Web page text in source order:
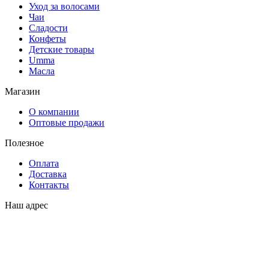
Уход за волосами
Чаи
Сладости
Конфеты
Детские товары
Umma
Масла
Магазин
О компании
Оптовые продажи
Полезное
Оплата
Доставка
Контакты
Наш адрес